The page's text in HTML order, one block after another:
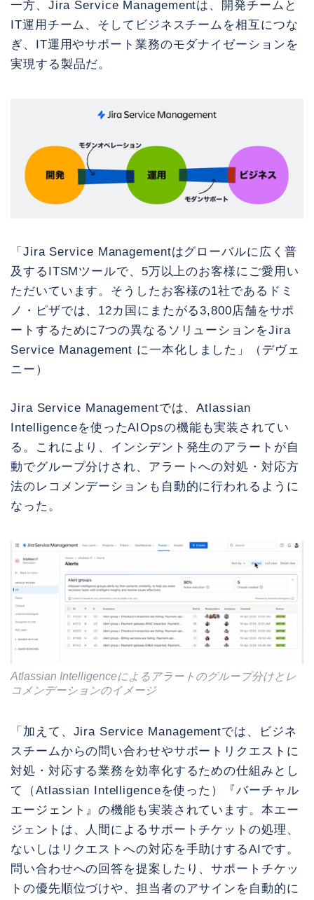
一方、Jira Service Managementは、開発チームと
IT運用チーム、そしてビジネスチームを相互につな
ぎ、IT運用やサポート業務のモダナイゼーションを
実現する製品だ。
「Jira Service Managementはグローバルに広く普
及するITSMツールで、5万以上のお客様にご愛用い
ただいています。そうしたお客様の1社であるドミ
ノ・ピザでは、12カ国にまたがる3,800店舗をサポ
ートするために7つの異なるソリューションをJira
Service Management に一本化しました」（デヴェ
ニー）
Jira Service Managementでは、Atlassian
Intelligenceを使ったAIOpsの機能も実装されてい
る。これにより、インシデント発生のアラートが自
動でグループ分けされ、アラートへの対処・対応方
法のレコメンデーションも自動的に行われるように
なった。
Atlassian Intelligenceによるアラートのグループ分けとレ
コメンデーションのイメージ
「加えて、Jira Service Managementでは、ビジネ
スチームからの問い合わせやサポートリクエストに
対処・対応する業務を効率化するための仕組みとし
て（Atlassian Intelligenceを使った）『バーチャル
エージェント』の機能も実装されています。本エー
ジェントは、人間によるサポートチケットの処理、
ないしはリクエストへの対応を手助けするAIです。
問い合わせへの回答を提案したり、サポートチケッ
トの優先順位づけや、担当者のアサインを自動的に